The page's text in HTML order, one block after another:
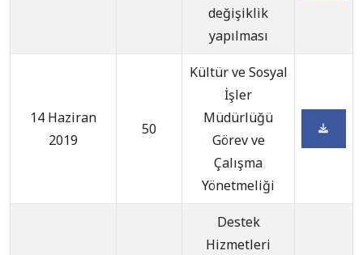
değişiklik
yapılması
14 Haziran
2019
50
Kültür ve Sosyal
İşler
Müdürlüğü
Görev ve
Çalışma
Yönetmeliği
Destek
Hizmetleri